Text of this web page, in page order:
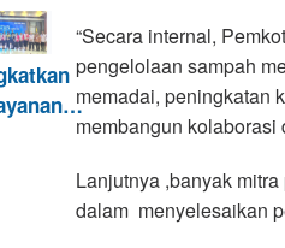
“Secara internal,
pengelolaan sampah
memadai, peningkatan
membangun kolaborasi
Lanjutnya ,banyak
dalam menyelesaikan